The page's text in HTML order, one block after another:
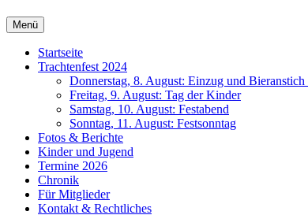
Menü
Startseite
Trachtenfest 2024
Donnerstag, 8. August: Einzug und
Freitag, 9. August: Tag der Kinder
Samstag, 10. August: Festabend
Sonntag, 11. August: Festsonntag
Fotos & Berichte
Kinder und Jugend
Termine 2026
Chronik
Für Mitglieder
Kontakt & Rechtliches